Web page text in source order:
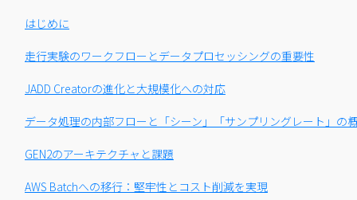
はじめに
走行実験のワークフローとデータプロセッシングの重要性
JADD Creatorの進化と大規模化への対応
データ処理の内部フローと「シーン」「サンプリングレート」の
GEN2のアーキテクチャと課題
AWS Batchへの移行：堅牢性とコスト削減を実現